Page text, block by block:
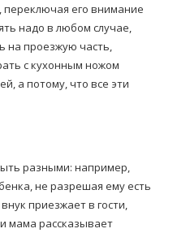
переключая его внимание
надо в любом случае,
на проезжую часть,
с кухонным ножом
а потому, что все эти
разными: например,
не разрешая ему есть
приезжает в гости,
мама рассказывает